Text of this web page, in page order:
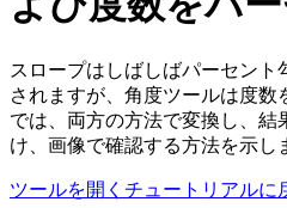
スロープはしばしばパーセント
されますが、角度ツールは度数
では、両方の方法で変換し、結
け、画像で確認する方法を示し
ツールを開く チュートリアルに